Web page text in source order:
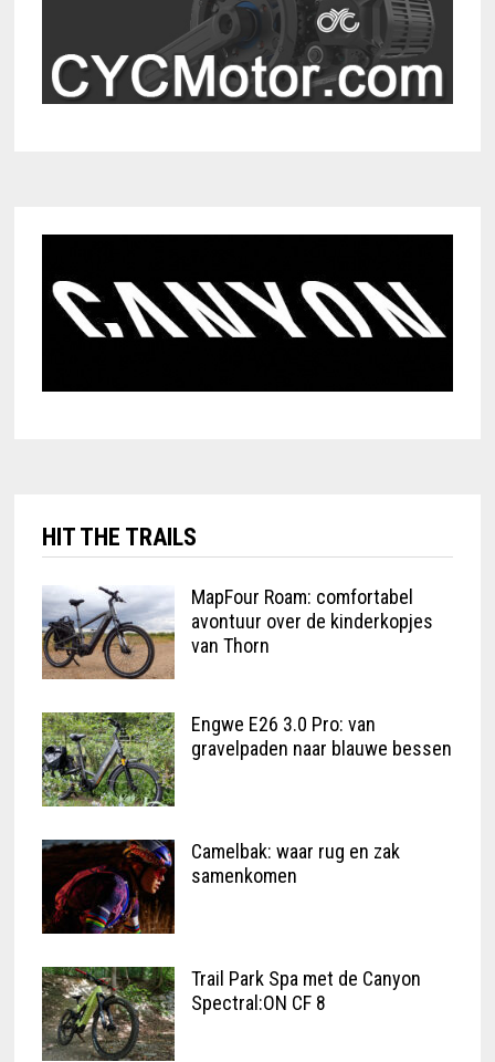
HIT THE TRAILS
MapFour Roam: comfortabel
avontuur over de kinderkopjes
van Thorn
Engwe E26 3.0 Pro: van
gravelpaden naar blauwe bessen
Camelbak: waar rug en zak
samenkomen
Trail Park Spa met de Canyon
Spectral:ON CF 8